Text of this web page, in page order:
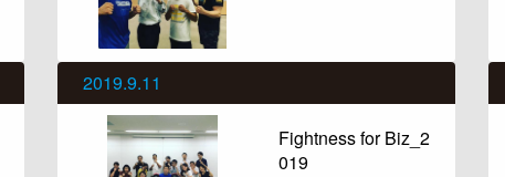
2019.9.11
Fightness for Biz_2
019